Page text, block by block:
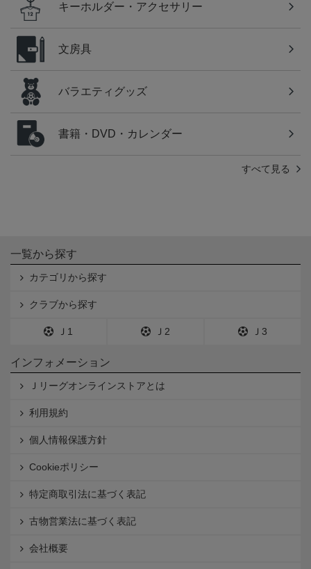
キーホルダー・アクセサリー
文房具
バラエティグッズ
書籍・DVD・カレンダー
すべて見る
一覧から探す
カテゴリから探す
クラブから探す
Ｊ1 Ｊ2 Ｊ3
インフォメーション
Ｊリーグオンラインストアとは
利用規約
個人情報保護方針
Cookieポリシー
特定商取引法に基づく表記
古物営業法に基づく表記
会社概要